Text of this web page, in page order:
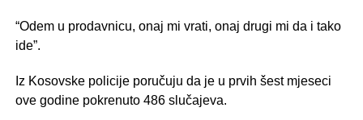
“Odem u prodavnicu, onaj mi vrati, onaj drugi mi da i tako
ide”.
Iz Kosovske policije poručuju da je u prvih šest mjeseci
ove godine pokrenuto 486 slučajeva.